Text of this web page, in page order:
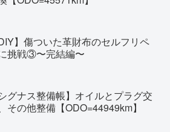
DIY】傷ついた革財布のセルフリペ
挑戦③〜完結編〜
シグナス整備帳】オイルとプラグ交
その他整備【ODO=44949km】